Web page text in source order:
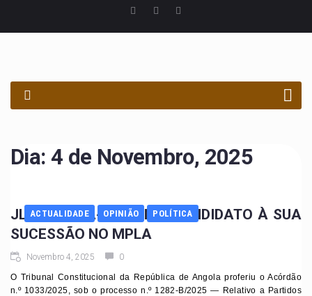
Dia: 4 de Novembro, 2025
ACTUALIDADE OPINIÃO POLÍTICA
JLO AFIRMA-SE COMO CANDIDATO À SUA
SUCESSÃO NO MPLA
Novembro 4, 2025 0
O Tribunal Constitucional da República de Angola proferiu o Acórdão
n.º 1033/2025, sob o processo n.º 1282-B/2025 — Relativo a Partidos